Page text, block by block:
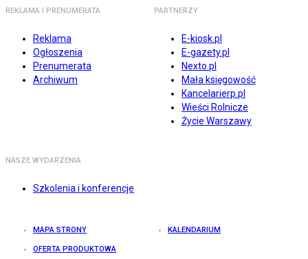
REKLAMA I PRENUMERATA
Reklama
Ogłoszenia
Prenumerata
Archiwum
PARTNERZY
E-kiosk.pl
E-gazety.pl
Nexto.pl
Mała księgowość
Kancelarierp.pl
Wieści Rolnicze
Życie Warszawy
NASZE WYDARZENIA
Szkolenia i konferencje
MAPA STRONY KALENDARIUM
OFERTA PRODUKTOWA